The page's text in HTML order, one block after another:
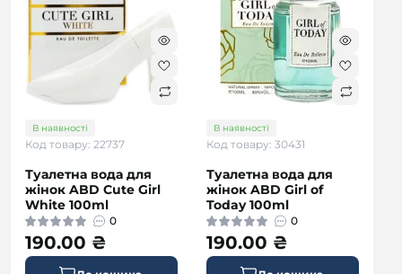
В наявності
Код товару: 22737
Туалетна вода для
жінок ABD Cute Girl
White 100ml
0
190.00 ₴
В наявності
Код товару: 30431
Туалетна вода для
жінок ABD Girl of
Today 100ml
0
190.00 ₴